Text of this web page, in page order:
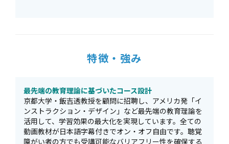
特徴・強み
最先端の教育理論に基づいたコース設計
京都大学・飯吉透教授を顧問に招聘し、アメリカ発「イ
ンストラクション・デザイン」など最先端の教育理論を
活用して、学習効果の最大化を実現しています。全ての
動画教材が日本語字幕付きでオン・オフ自由です。聴覚
障がい者の方でも受講可能なバリアフリー性を確保する